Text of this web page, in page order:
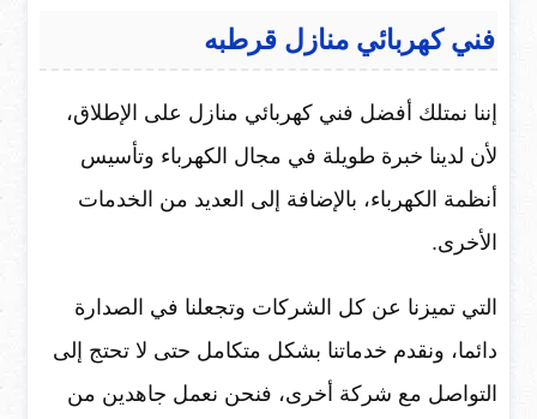
فني كهربائي منازل قرطبه
إننا نمتلك أفضل فني كهربائي منازل على الإطلاق،
لأن لدينا خبرة طويلة في مجال الكهرباء وتأسيس
أنظمة الكهرباء، بالإضافة إلى العديد من الخدمات
الأخرى.
التي تميزنا عن كل الشركات وتجعلنا في الصدارة
دائما، ونقدم خدماتنا بشكل متكامل حتى لا تحتج إلى
التواصل مع شركة أخرى، فنحن نعمل جاهدين من